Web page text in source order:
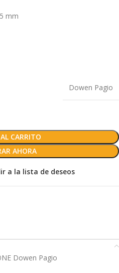
mm
Dowen Pagio
CARRITO
AHORA
a la lista de deseos
Dowen Pagio